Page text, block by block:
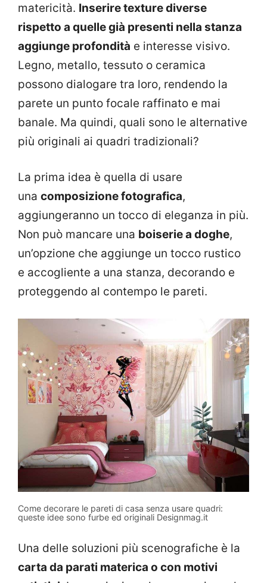
matericità. Inserire texture diverse
rispetto a quelle già presenti nella stanza
aggiunge profondità e interesse visivo.
Legno, metallo, tessuto o ceramica
possono dialogare tra loro, rendendo la
parete un punto focale raffinato e mai
banale. Ma quindi, quali sono le alternative
più originali ai quadri tradizionali?
La prima idea è quella di usare
una composizione fotografica,
aggiungeranno un tocco di eleganza in più.
Non può mancare una boiserie a doghe,
un’opzione che aggiunge un tocco rustico
e accogliente a una stanza, decorando e
proteggendo al contempo le pareti.
Come decorare le pareti di casa senza usare quadri:
queste idee sono furbe ed originali Designmag.it
Una delle soluzioni più scenografiche è la
carta da parati materica o con motivi